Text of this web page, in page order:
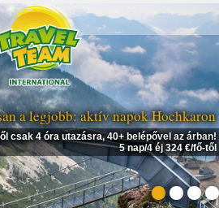
a legjobb: aktív napok Hochkaron
csak 4 óra utazásra, 40+ belépővel az árban!
5 nap/4 éj 324 €/fő-től